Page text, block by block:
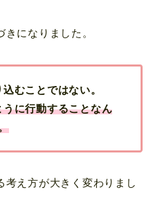
になりました。
むことではない。
に行動することなん
考え方が大きく変わりまし